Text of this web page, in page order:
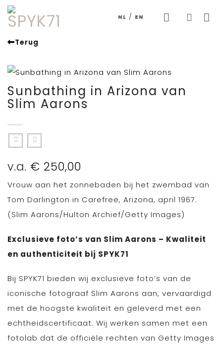
Skip
NL / EN
Terug
Sunbathing in Arizona van
Slim Aarons
v.a. € 250,00
Vrouw aan het zonnebaden bij het zwembad van
Tom Darlington in Carefree, Arizona, april 1967.
(Slim Aarons/Hulton Archief/Getty Images)
Exclusieve foto’s van Slim Aarons – Kwaliteit
en authenticiteit bij SPYK71
Bij SPYK71 bieden wij exclusieve foto’s van de
iconische fotograaf Slim Aarons aan, vervaardigd
met de hoogste kwaliteit en geleverd met een
echtheidscertificaat. Wij werken samen met een
fotolab dat de officiële rechten van Getty Images